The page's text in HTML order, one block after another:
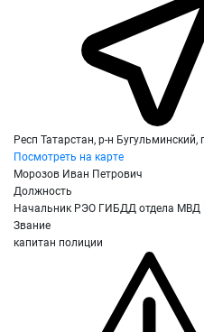
Респ Татарстан, р-н
Посмотреть на карте
Морозов Иван Петрович
Должность
Начальник РЭО ГИБДД отдела МВД
Звание
капитан полиции